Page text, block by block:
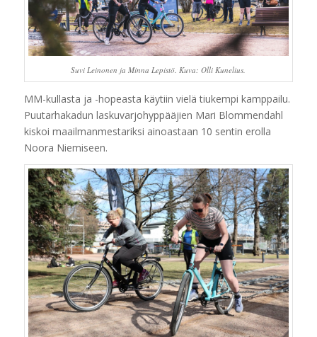
Suvi Leinonen ja Minna Lepistö. Kuva: Olli Kunelius.
MM-kullasta ja -hopeasta käytiin vielä tiukempi kamppailu.
Puutarhakadun laskuvarjohyppääjien Mari Blommendahl
kiskoi maailmanmestariksi ainoastaan 10 sentin erolla
Noora Niemiseen.